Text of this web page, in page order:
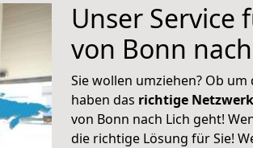
Unser Service
von Bonn
Sie wollen umziehen? Ob
haben das richtige Netzwerk
von Bonn nach Lich geht!
die richtige Lösung für Sie!